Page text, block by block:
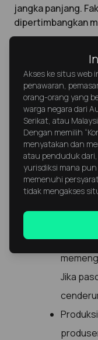
jangka panjang.
dipertimbangkan
pasar
dan
Pasokan
Jumlah
Jika
Akses ke situs web
penawaran,
orang-orang yang
warga negara dari
Serikat, atau
Dengan memilih
menyatakan dan
atau penduduk
yurisdiksi mana
memenuhi
tidak mengakses